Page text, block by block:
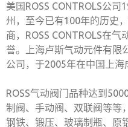
美国ROSS CONTROLS公
州，至今已有100年的历史
商，ROSS CONTROLS在
誉。上海卢斯气动元件有限
公司，于2005年在中国上海
ROSS气动阀门品种达到
制阀、手动阀、双联阀等等
钢铁、锻压、玻璃制瓶、原